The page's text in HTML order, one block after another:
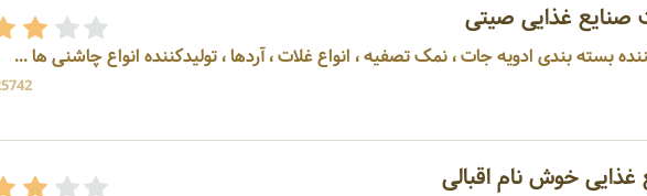
غذایی صیتی
بسته بندی ادویه جات ، نمک تصفیه ، انواع غلات ، آردها ، تولیدکننده انواع چاشنی ها ...
25742
غذایی خوش نام اقبالی